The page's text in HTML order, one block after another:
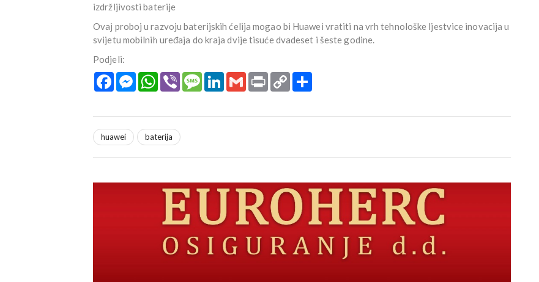
izdržljivosti baterije
Ovaj proboj u razvoju baterijskih ćelija mogao bi Huawei vratiti na vrh tehnološke ljestvice inovacija u
svijetu mobilnih uređaja do kraja dvije tisuće dvadeset i šeste godine.
Podjeli:
FacebookMessengerWhatsApp
Viber MessageLinkedInGmail Print Copy
Link
huawei baterija